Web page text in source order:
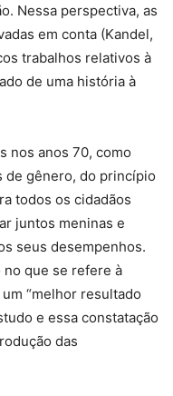
Nessa perspectiva, as
em conta (Kandel,
trabalhos relativos à
de uma história à
nos anos 70, como
de gênero, do princípio
todos os cidadãos
juntos meninas e
seus desempenhos.
que se refere à
“melhor resultado
e essa constatação
das